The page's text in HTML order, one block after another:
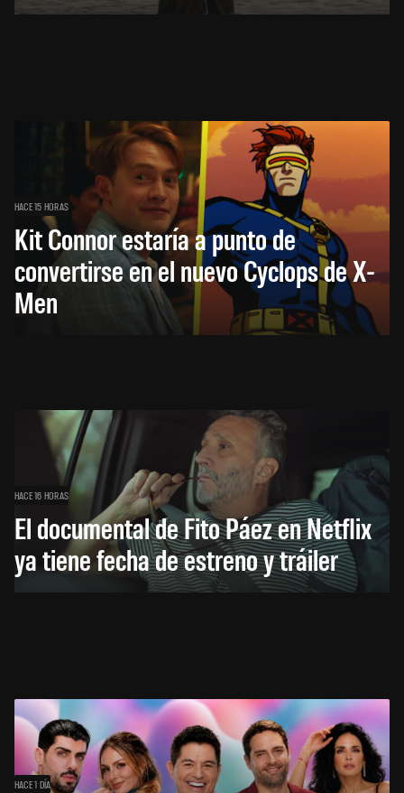
HACE 15 HORAS
Kit Connor estaría a punto de
convertirse en el nuevo Cyclops de X-
Men
HACE 16 HORAS
El documental de Fito Páez en Netflix
ya tiene fecha de estreno y tráiler
HACE 1 DÍA